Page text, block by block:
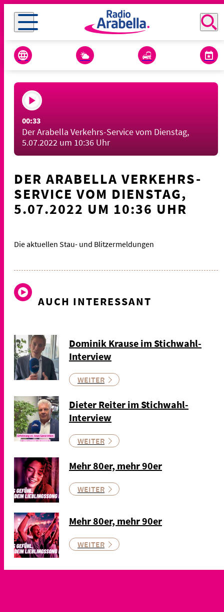
00:33
Der Arabella Verkehrs-Service vom Dienstag,
5.07.2022 um 10:36 Uhr
DER ARABELLA VERKEHRS-
SERVICE VOM DIENSTAG,
5.07.2022 UM 10:36 UHR
Die aktuellen Stau- und Blitzermeldungen
AUCH INTERESSANT
Dominik Krause im Stichwahl-
Interview
WEITER
Dieter Reiter im Stichwahl-
Interview
WEITER
Mehr 80er, mehr 90er
WEITER
Mehr 80er, mehr 90er
WEITER